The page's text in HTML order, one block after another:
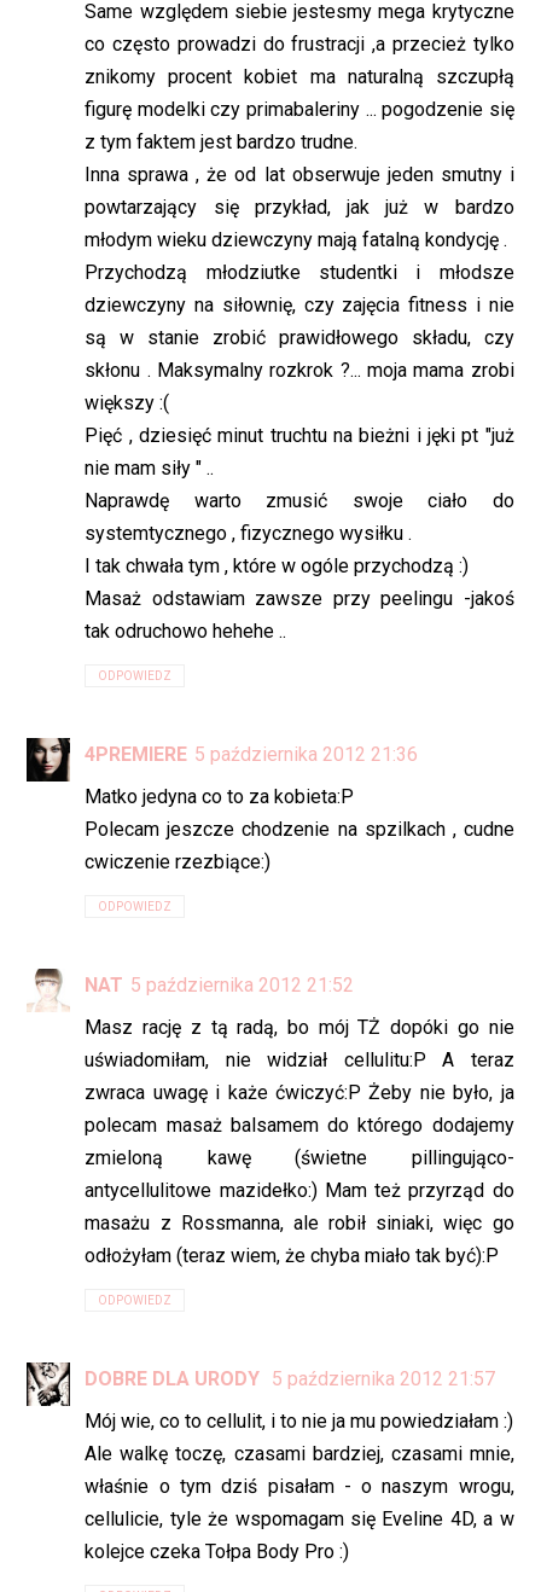
Same względem siebie jestesmy mega krytyczne
co często prowadzi do frustracji ,a przecież tylko
znikomy procent kobiet ma naturalną szczupłą
figurę modelki czy primabaleriny ... pogodzenie się
z tym faktem jest bardzo trudne.
Inna sprawa , że od lat obserwuje jeden smutny i
powtarzający się przykład, jak już w bardzo
młodym wieku dziewczyny mają fatalną kondycję .
Przychodzą młodziutke studentki i młodsze
dziewczyny na siłownię, czy zajęcia fitness i nie
są w stanie zrobić prawidłowego składu, czy
skłonu . Maksymalny rozkrok ?... moja mama zrobi
większy :(
Pięć , dziesięć minut truchtu na bieżni i jęki pt "już
nie mam siły " ..
Naprawdę warto zmusić swoje ciało do
systemtycznego , fizycznego wysiłku .
I tak chwała tym , które w ogóle przychodzą :)
Masaż odstawiam zawsze przy peelingu -jakoś
tak odruchowo hehehe ..
ODPOWIEDZ
4PREMIERE 5 października 2012 21:36
Matko jedyna co to za kobieta:P
Polecam jeszcze chodzenie na spzilkach , cudne
cwiczenie rzezbiące:)
ODPOWIEDZ
NAT 5 października 2012 21:52
Masz rację z tą radą, bo mój TŻ dopóki go nie
uświadomiłam, nie widział cellulitu:P A teraz
zwraca uwagę i każe ćwiczyć:P Żeby nie było, ja
polecam masaż balsamem do którego dodajemy
zmieloną kawę (świetne pillingująco-
antycellulitowe mazidełko:) Mam też przyrząd do
masażu z Rossmanna, ale robił siniaki, więc go
odłożyłam (teraz wiem, że chyba miało tak być):P
ODPOWIEDZ
DOBRE DLA URODY 5 października 2012 21:57
Mój wie, co to cellulit, i to nie ja mu powiedziałam :)
Ale walkę toczę, czasami bardziej, czasami mnie,
właśnie o tym dziś pisałam - o naszym wrogu,
cellulicie, tyle że wspomagam się Eveline 4D, a w
kolejce czeka Tołpa Body Pro :)